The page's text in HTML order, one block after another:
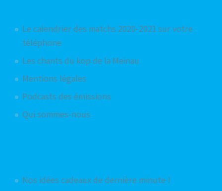
Le calendrier des matchs 2020-2021 sur votre
téléphone
Les chants du kop de la Meinau
Mentions légales
Podcasts des émissions
Qui sommes-nous
Nos idées cadeaux de dernière minute !